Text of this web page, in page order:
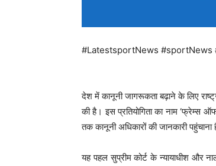
#LatestsportNews
देश में कानूनी जागरूकता बढ़ाने के लिए
की है। इस प्रतियोगिता का नाम ‘फ्रेम्स
तक कानूनी अधिकारों की जानकारी पहुंचाना
यह पहल सुप्रीम कोर्ट के न्यायाधीश और